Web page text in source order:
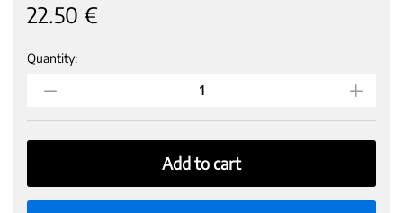
22.50 €
COCA-
-33
CL
da
Quantity:
Add to cart